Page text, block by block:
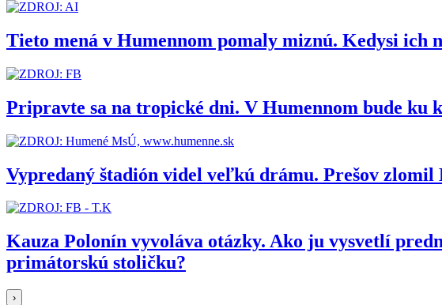
Tieto mená v Humennom pomaly miznú. Kedysi ich
Pripravte sa na tropické dni. V Humennom bude ku
Vypredaný štadión videl veľkú drámu. Prešov zlomil
Kauza Polonín vyvoláva otázky. Ako ju vysvetlí
primátorskú stoličku?
›